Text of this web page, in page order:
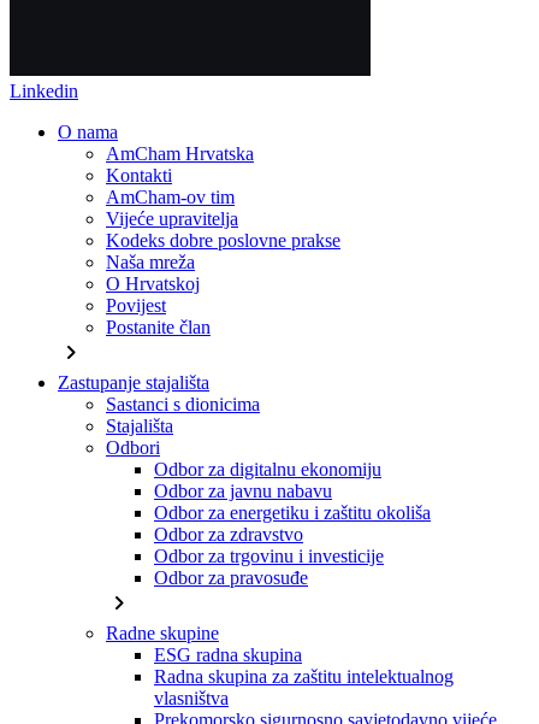
Linkedin
O nama
AmCham Hrvatska
Kontakti
AmCham-ov tim
Vijeće upravitelja
Kodeks dobre poslovne prakse
Naša mreža
O Hrvatskoj
Povijest
Postanite član
chevron_right
Zastupanje stajališta
Sastanci s dionicima
Stajališta
Odbori
Odbor za digitalnu ekonomiju
Odbor za javnu nabavu
Odbor za energetiku i zaštitu okoliša
Odbor za zdravstvo
Odbor za trgovinu i investicije
Odbor za pravosuđe
chevron_right
Radne skupine
ESG radna skupina
Radna skupina za zaštitu intelektualnog
vlasništva
Prekomorsko sigurnosno savjetodavno vijeće